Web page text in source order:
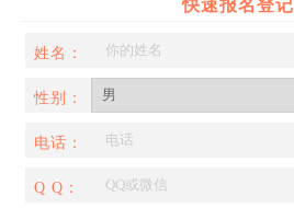
快速报名登记
姓名：
性别：
电话：
Q Q：